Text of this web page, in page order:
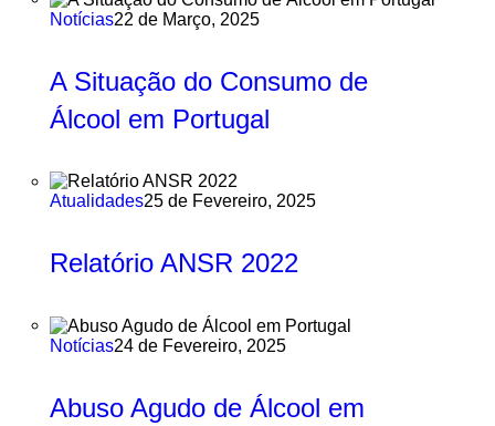
Notícias22 de Março, 2025
A Situação do Consumo de
Álcool em Portugal
Atualidades25 de Fevereiro, 2025
Relatório ANSR 2022
Notícias24 de Fevereiro, 2025
Abuso Agudo de Álcool em